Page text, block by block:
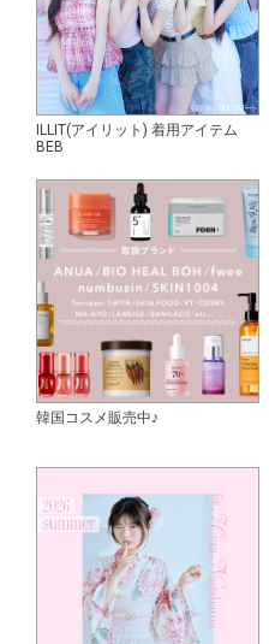
ILLIT(アイリット) 着用アイテム
BEB
韓国コスメ販売中♪